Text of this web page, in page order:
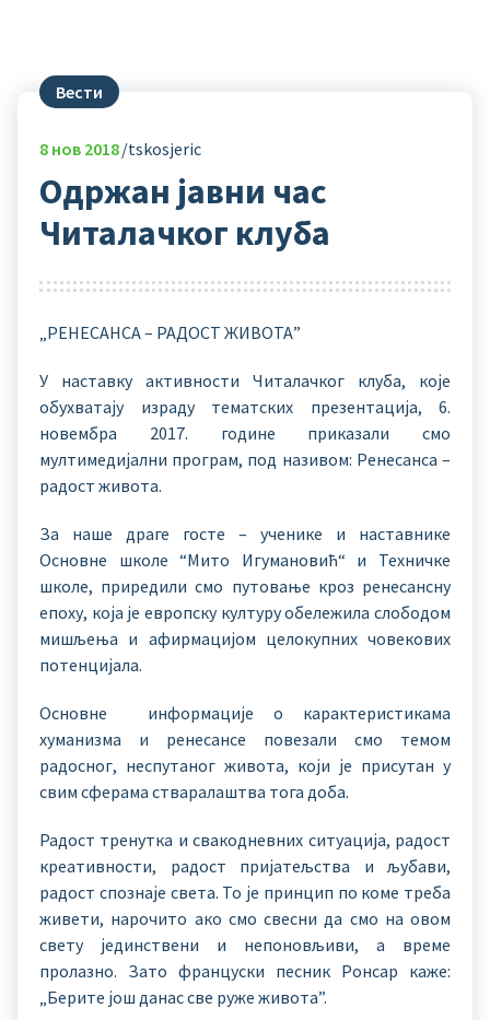
Вести
8 нов 2018 tskosjeric
Одржан јавни час
Читалачког клуба
„РЕНЕСАНСА – РАДОСТ ЖИВОТА”
У наставку активности Читалачког клуба, које
обухватају израду тематских презентација, 6.
новембра 2017. године приказали смо
мултимедијални програм, под називом: Ренесанса –
радост живота.
За наше драге госте – ученике и наставнике
Основне школе “Мито Игумановић“ и Техничке
школе, приредили смо путовање кроз ренесансну
епоху, која је европску културу обележила слободом
мишљења и афирмацијом целокупних човекових
потенцијала.
Основне информације о карактеристикама
хуманизма и ренесансе повезали смо темом
радосног, неспутаног живота, који је присутан у
свим сферама стваралаштва тога доба.
Радост тренутка и свакодневних ситуација, радост
креативности, радост пријатељства и љубави,
радост спознаје света. То је принцип по коме треба
живети, нарочито ако смо свесни да смо на овом
свету јединствени и непоновљиви, а време
пролазно. Зато француски песник Ронсар каже:
„Берите још данас све руже живота”.